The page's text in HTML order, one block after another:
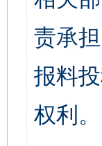
责承
报料
权利。